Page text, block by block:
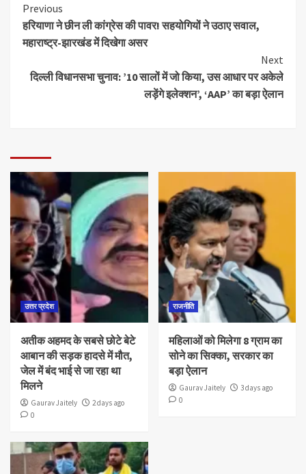
Previous
हरियाणा ने छीन ली कांग्रेस की पावर! सहयोगियों ने उठाए सवाल,
महाराष्ट्र-झारखंड में दिखेगा असर
Next
दिल्ली विधानसभा चुनाव: ’10 सालों में जो किया, उस आधार पर अकेले
लड़ेंगे इलेक्शन’, ‘AAP’ का बड़ा ऐलान
उत्तर प्रदेश
अतीक अहमद के सबसे छोटे बेटे
आबान की सड़क हादसे में मौत,
जेल में बंद भाई से जा रहा था
मिलने
Gaurav Jaitely
2 days ago
0
राजनीति
महिलाओं को मिलेगा 8 ग्राम का
सोने का सिक्का, सरकार का
बड़ा ऐलान
Gaurav Jaitely
3 days ago
0